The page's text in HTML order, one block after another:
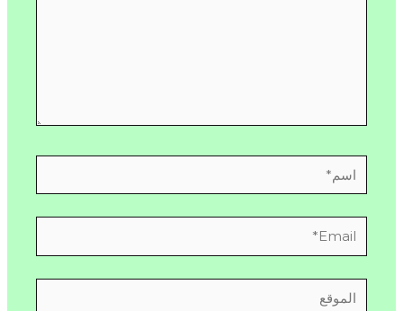
اسم*
Email*
الموقع